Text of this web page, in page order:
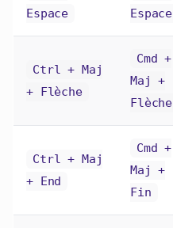
Espace
Espace
Ctrl + Maj
+ Flèche
Cmd +
Maj +
Flèche
Ctrl + Maj
+ End
Cmd +
Maj +
Fin